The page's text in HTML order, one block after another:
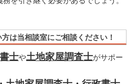
は当相談室にご相談ください！
士や土地家屋調査士がサポー